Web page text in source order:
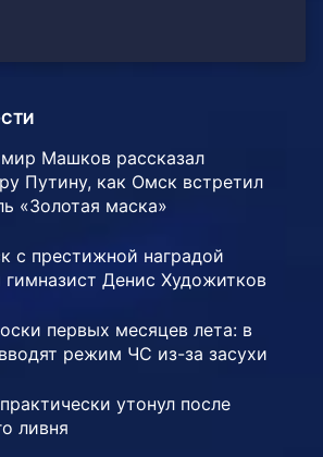
Машков рассказал
Путину, как Омск встретил
«Золотая маска»
с престижной наградой
гимназист Денис Художитков
первых месяцев лета: в
режим ЧС из-за засухи
утонул после
ливня